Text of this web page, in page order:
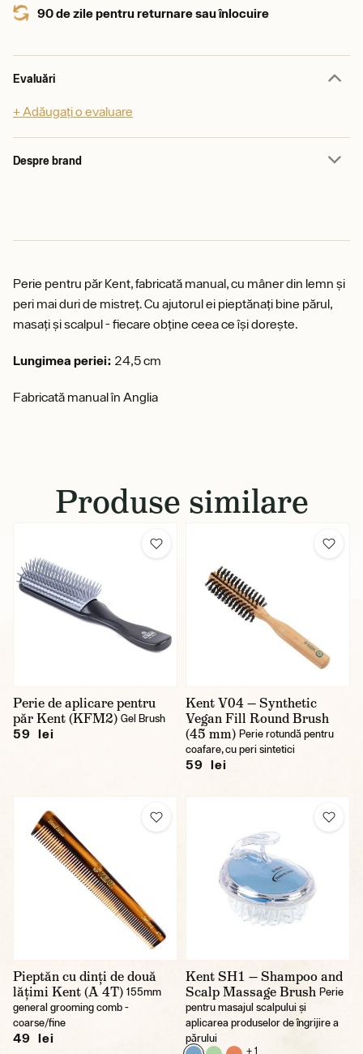
90 de zile pentru returnare sau înlocuire
Evaluări
+ Adăugați o evaluare
Despre brand
Perie pentru păr Kent, fabricată manual, cu mâner din lemn și
peri mai duri de mistreț. Cu ajutorul ei pieptănați bine părul,
masați și scalpul - fiecare obține ceea ce își dorește.
Lungimea periei: 24,5 cm
Fabricată manual în Anglia
Produse similare
Perie de aplicare pentru
păr Kent (KFM2) Gel Brush
59 lei
Kent V04 — Synthetic
Vegan Fill Round Brush
(45 mm) Perie rotundă pentru
coafare, cu peri sintetici
59 lei
Pieptăn cu dinți de două
lățimi Kent (A 4T) 155mm
general grooming comb -
coarse/fine
49 lei
Kent SH1 — Shampoo and
Scalp Massage Brush Perie
pentru masajul scalpului și
aplicarea produselor de îngrijire a
părului
+ 1